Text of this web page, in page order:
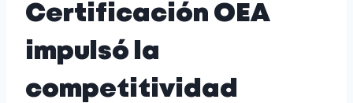
Certificación OEA
impulsó la
competitividad